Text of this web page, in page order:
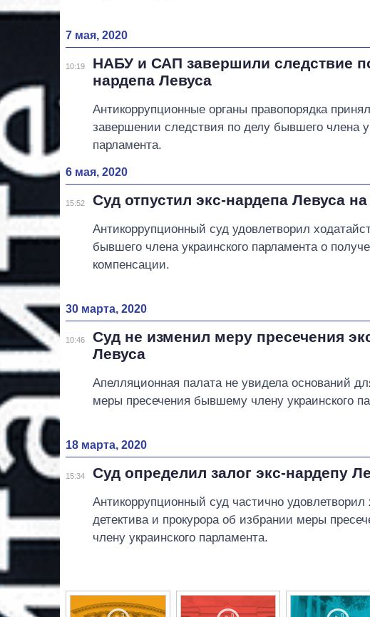
7 мая, 2020
10:19
НАБУ и САП завершили следствие
нардепа Левуса
Антикоррупционные органы правопорядка
завершении следствия по делу бывшего члена
парламента.
6 мая, 2020
15:52 Суд отпустил экс-нардепа Левуса
Антикоррупционный суд удовлетворил
бывшего члена украинского парламента о
компенсации.
30 марта, 2020
10:46
Суд не изменил меру пресечения
Левуса
Апелляционная палата не увидела оснований
меры пресечения бывшему члену украинского
18 марта, 2020
15:34 Суд определил залог экс-нардепу
Антикоррупционный суд частично удовлетворил
детектива и прокурора об избрании меры
члену украинского парламента.